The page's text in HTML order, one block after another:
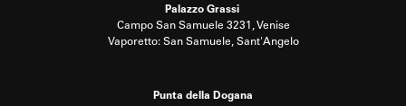
Palazzo Grassi
Campo San Samuele 3231, Venise
Vaporetto: San Samuele, Sant'Angelo
Punta della Dogana